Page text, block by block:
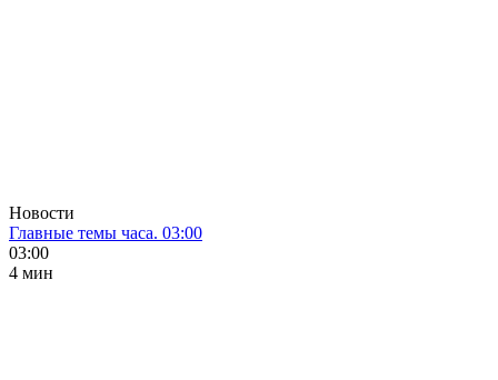
Новости
Главные темы часа. 03:00
03:00
4 мин